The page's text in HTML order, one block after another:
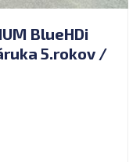
BlueHDi
5.rokov /